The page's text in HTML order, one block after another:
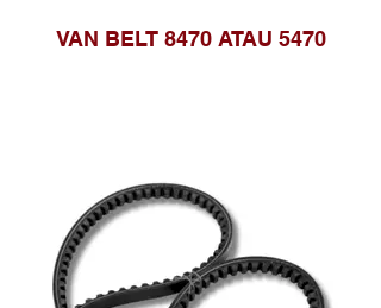
VAN BELT 8470 ATAU 5470